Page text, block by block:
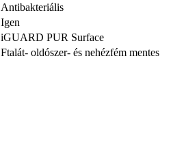
Antibakteriális
Igen
iGUARD PUR Surface
Ftalát- oldószer- és nehézfém mentes